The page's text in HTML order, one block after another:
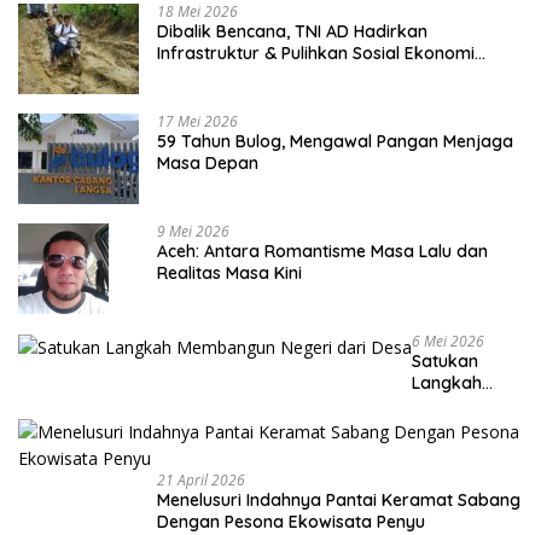
18 Mei 2026
Dibalik Bencana, TNI AD Hadirkan
Infrastruktur & Pulihkan Sosial Ekonomi
17 Mei 2026
59 Tahun Bulog, Mengawal Pangan Menjaga
Masa Depan
9 Mei 2026
Aceh: Antara Romantisme Masa Lalu dan
Realitas Masa Kini
6 Mei 2026
Satukan
Langkah
Negeri dari
Desa
21 April 2026
Menelusuri Indahnya Pantai Keramat Sabang
Dengan Pesona Ekowisata Penyu